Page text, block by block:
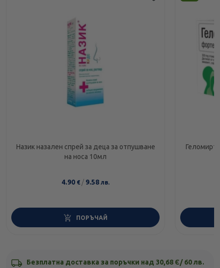
Назик назален спрей за деца за отпушване
на носа 10мл
4.90 € / 9.58 лв.
ПОРЪЧАЙ
Безплатна доставка за поръчки над 30,68 Є/ 60 лв.